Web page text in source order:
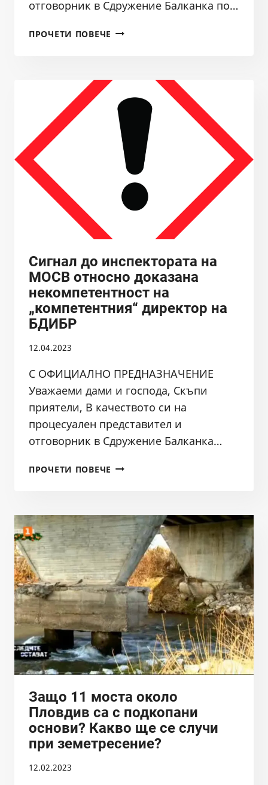
отговорник в Сдружение Балканка по…
ПРОЧЕТИ ПОВЕЧЕ ДОКЛАД
НА
НЕК
ЕАД,
ИЗВЪРШВАНО
УСЛОВИЯТА
ТЕЖЪК
РЕЦИДИВ
ЧРЕЗ
ДЕВИН,
СЪУЧАСТИЕ
С
БДИБР,
И
ПУРН
Сигнал до инспектората на
МОСВ относно доказана
некомпетентност на
„компетентния“ директор на
БДИБР
12.04.2023
С ОФИЦИАЛНО ПРЕДНАЗНАЧЕНИЕ
Уважаеми дами и господа, Скъпи
приятели, В качеството си на
процесуален представител и
отговорник в Сдружение Балканка…
ПРОЧЕТИ ПОВЕЧЕ СИГНАЛ
МОСВ
ОТНОСНО
ДОКАЗАНА
НЕКОМПЕТЕНТНОСТ
НА
„КОМПЕТЕНТНИЯ“
ДИРЕКТОР
НА
БДИБР
Защо 11 моста около
Пловдив са с подкопани
основи? Какво ще се случи
при земетресение?
12.02.2023